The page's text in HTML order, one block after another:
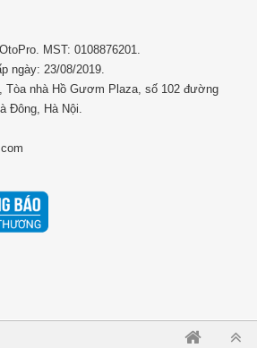
MST: 0108876201.
ngày: 23/08/2019.
Tòa nhà Hồ Gươm Plaza, số 102 đường
Đông, Hà Nội.